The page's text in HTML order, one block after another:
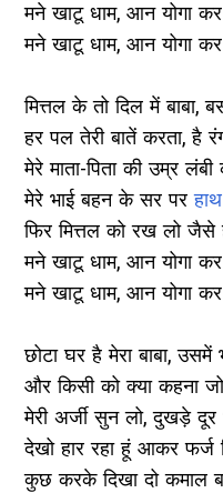
मने खाटू धाम, आन योगा कर
मने खाटू धाम, आन योगा कर
मित्तल के तो दिल में बाबा,
हर पल तेरी बातें करता, है
मेरे माता-पिता की उम्र लंबी
मेरे भाई बहन के सर पर
फिर मित्तल को रख लो जैसे
मने खाटू धाम, आन योगा कर
मने खाटू धाम, आन योगा कर
छोटा घर है मेरा बाबा, उसमें
और किसी को क्या कहना
मेरी अर्जी सुन लो, दुखड़े दूर
देखो हार रहा हूं आकर फर्ज
कुछ करके दिखा दो कमाल